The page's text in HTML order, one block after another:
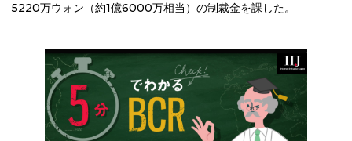
5220万ウォン（約1億6000万相当）の制裁金を課した。